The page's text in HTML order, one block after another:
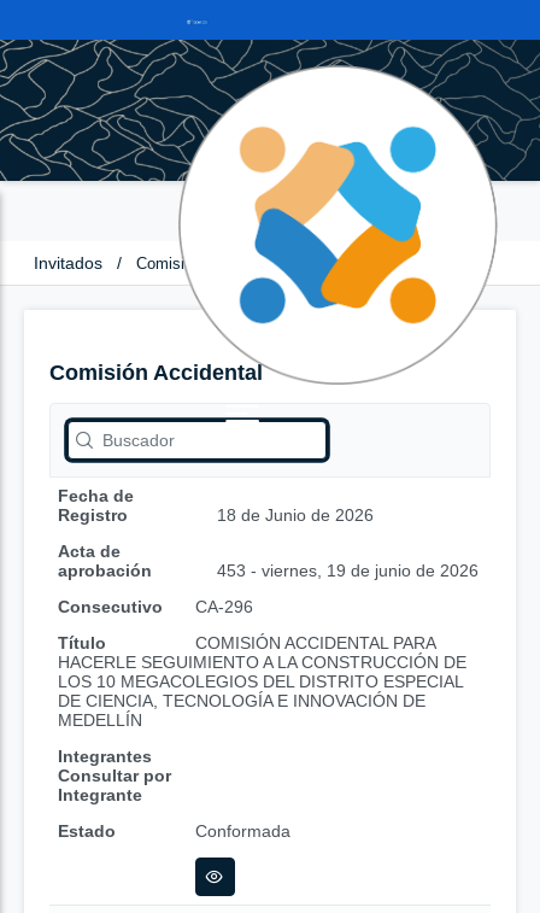
Invitados / Comisión Accidental
Comisión Accidental
Fecha de
Registro
18 de Junio de 2026
Acta de
aprobación
453 - viernes, 19 de junio de 2026
Consecutivo
CA-296
Título
COMISIÓN ACCIDENTAL PARA
HACERLE SEGUIMIENTO A LA CONSTRUCCIÓN DE
LOS 10 MEGACOLEGIOS DEL DISTRITO ESPECIAL
DE CIENCIA, TECNOLOGÍA E INNOVACIÓN DE
MEDELLÍN
Integrantes
Consultar por
Integrante
Estado
Conformada